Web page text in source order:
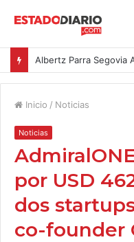
Inicio / Noticias
Noticias
por USD
dos
co-founder